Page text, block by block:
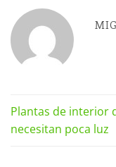
Plantas de interior
necesitan poca luz